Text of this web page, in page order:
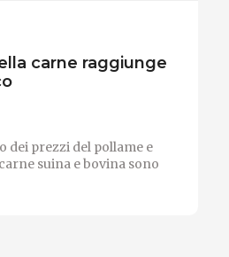
carne raggiunge
dei prezzi del pollame e
suina e bovina sono